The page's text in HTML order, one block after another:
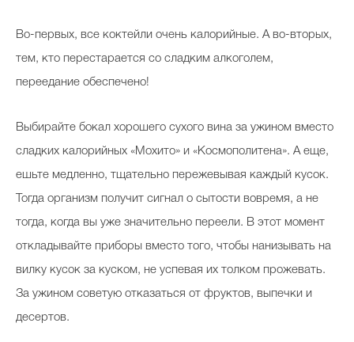
Во-первых, все коктейли очень калорийные. А во-вторых,
тем, кто перестарается со сладким алкоголем,
переедание обеспечено!
Выбирайте бокал хорошего сухого вина за ужином вместо
сладких калорийных «Мохито» и «Космополитена». А еще,
ешьте медленно, тщательно пережевывая каждый кусок.
Тогда организм получит сигнал о сытости вовремя, а не
тогда, когда вы уже значительно переели. В этот момент
откладывайте приборы вместо того, чтобы нанизывать на
вилку кусок за куском, не успевая их толком прожевать.
За ужином советую отказаться от фруктов, выпечки и
десертов.